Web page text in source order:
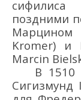
поздними
Марцином
Kromer) и
Marcin
В 1510
Сигизмунд